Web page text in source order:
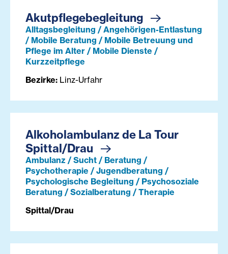
Akutpflegebegleitung
Alltagsbegleitung / Angehörigen-Entlastung
/ Mobile Beratung / Mobile Betreuung und
Pflege im Alter / Mobile Dienste /
Kurzzeitpflege
Bezirke: Linz-Urfahr
Alkoholambulanz de La Tour
Spittal/Drau
Ambulanz / Sucht / Beratung /
Psychotherapie / Jugendberatung /
Psychologische Begleitung / Psychosoziale
Beratung / Sozialberatung / Therapie
Spittal/Drau